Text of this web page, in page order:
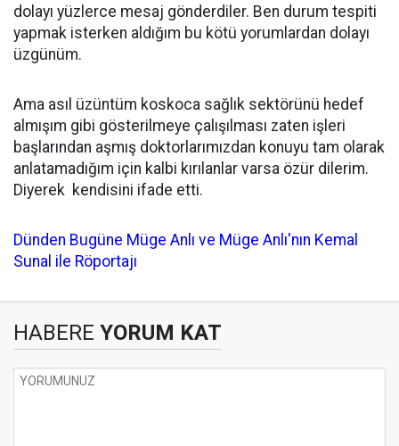
dolayı yüzlerce mesaj gönderdiler. Ben durum tespiti
yapmak isterken aldığım bu kötü yorumlardan dolayı
üzgünüm.
Ama asıl üzüntüm koskoca sağlık sektörünü hedef
almışım gibi gösterilmeye çalışılması zaten işleri
başlarından aşmış doktorlarımızdan konuyu tam olarak
anlatamadığım için kalbi kırılanlar varsa özür dilerim.
Diyerek kendisini ifade etti.
Dünden Bugüne Müge Anlı ve Müge Anlı'nın Kemal
Sunal ile Röportajı
HABERE YORUM KAT